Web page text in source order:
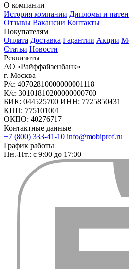
О компании
История компании Дипломы и
Отзывы Вакансии Контакты
Покупателям
Оплата Доставка Гарантии Акции
Статьи Новости
Реквизиты
АО «Райффайзенбанк»
г. Москва
Р/с: 40702810000000001118
К/с: 30101810200000000700
БИК: 044525700 ИНН: 7725850431
КПП: 775101001
ОКПО: 40276717
Контактные данные
+7 (800) 333-41-10 info@mobiprof.ru
График работы:
Пн.-Пт.: с 9:00 до 17:00